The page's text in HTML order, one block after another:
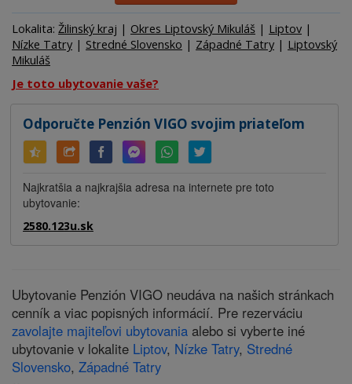
Lokalita: Žilinský kraj | Okres Liptovský Mikuláš | Liptov |
Nízke Tatry | Stredné Slovensko | Západné Tatry | Liptovský
Mikuláš
Je toto ubytovanie vaše?
Odporučte Penzión VIGO svojim priateľom
Najkratšia a najkrajšia adresa na internete pre toto
ubytovanie:
2580.123u.sk
Ubytovanie Penzión VIGO neudáva na našich stránkach
cenník a viac popisných informácií. Pre rezerváciu
zavolajte majiteľovi ubytovania alebo si vyberte iné
ubytovanie v lokalite Liptov, Nízke Tatry, Stredné
Slovensko, Západné Tatry